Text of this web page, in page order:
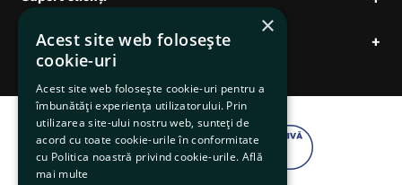
Date comerciale +
×
Acest site web folosește
cookie-uri
Acest site web folosește cookie-uri pentru a
îmbunătăți experiența utilizatorului. Prin
utilizarea site-ului nostru web, sunteți de
acord cu toate cookie-urile în conformitate
cu Politica noastră privind cookie-urile. Află
mai multe